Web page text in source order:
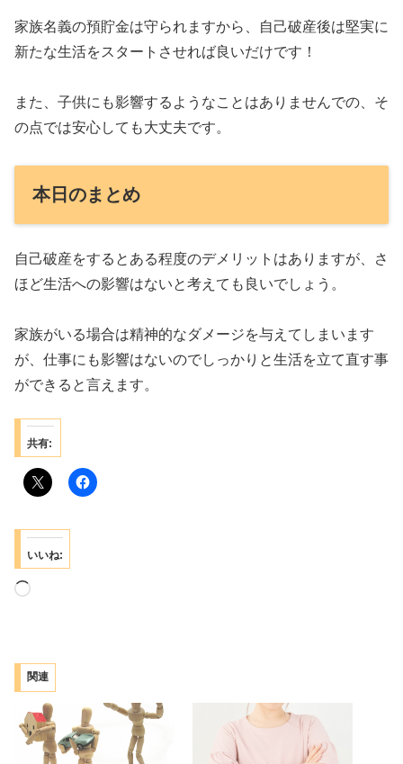
家族名義の預貯金は守られますから、自己破産後は堅実に
新たな生活をスタートさせれば良いだけです！
また、子供にも影響するようなことはありませんでの、そ
の点では安心しても大丈夫です。
本日のまとめ
自己破産をするとある程度のデメリットはありますが、さ
ほど生活への影響はないと考えても良いでしょう。
家族がいる場合は精神的なダメージを与えてしまいます
が、仕事にも影響はないのでしっかりと生活を立て直す事
ができると言えます。
共有:
いいね:
読
み
中…
関連